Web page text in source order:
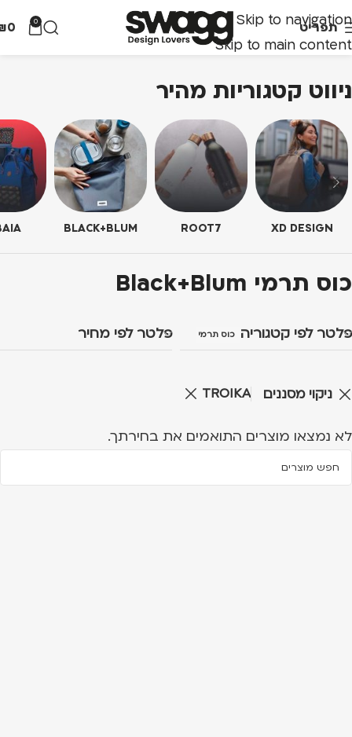
Skip to navigation
Skip to main content
תפריט 0
0
ניווט קטגוריות מהיר
XD DESIGN
ROOT7
BLACK+BLUM
כוס תרמי Black+Blum
פלטר לפי קטגוריה כוס תרמי Black+Blum פלטר לפי מחיר
ניקוי מסננים TROIKA
לא נמצאו מוצרים התואמים את בחירתך.